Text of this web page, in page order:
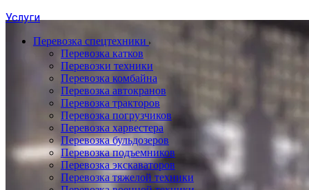
Услуги
Перевозка спецтехники
Перевозка катков
Перевозки техники
Перевозка комбайна
Перевозка автокранов
Перевозка тракторов
Перевозка погрузчиков
Перевозка харвестера
Перевозка бульдозеров
Перевозка подъемников
Перевозка экскаваторов
Перевозка тяжелой техники